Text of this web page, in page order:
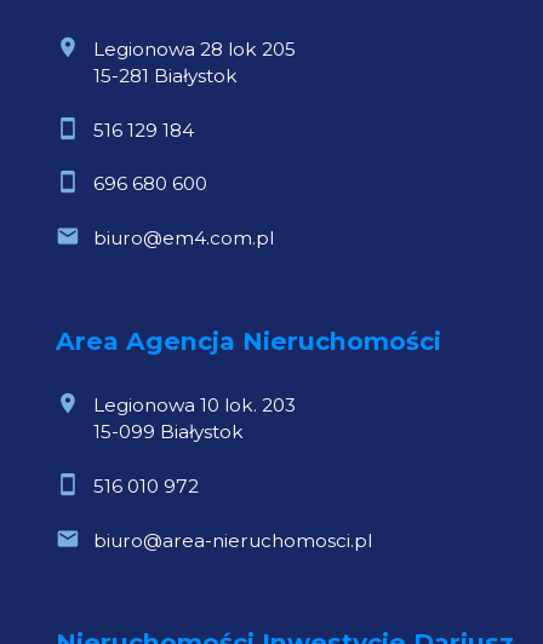
Legionowa 28 lok 205
15-281 Białystok
516 129 184
696 680 600
biuro@em4.com.pl
Area Agencja Nieruchomości
Legionowa 10 lok. 203
15-099 Białystok
516 010 972
biuro@area-nieruchomosci.pl